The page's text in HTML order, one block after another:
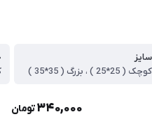
سایز
کوچک ( 25*25 ) ، بزرگ ( 35*35 )
340,000تومان